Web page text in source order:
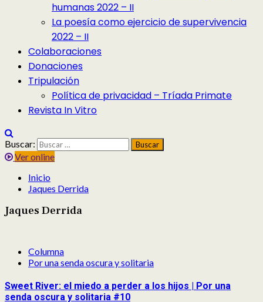
humanas 2022 – II
La poesía como ejercicio de supervivencia
2022 – II
Colaboraciones
Donaciones
Tripulación
Política de privacidad – Tríada Primate
Revista In Vitro
Buscar:
Ver online
Inicio
Jaques Derrida
Jaques Derrida
Columna
Por una senda oscura y solitaria
Sweet River: el miedo a perder a los hijos | Por una
senda oscura y solitaria #10